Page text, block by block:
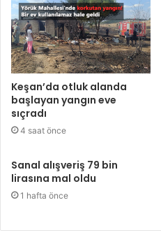
Keşan’da otluk alanda
başlayan yangın eve
sıçradı
4 saat önce
Sanal alışveriş 79 bin
lirasına mal oldu
1 hafta önce